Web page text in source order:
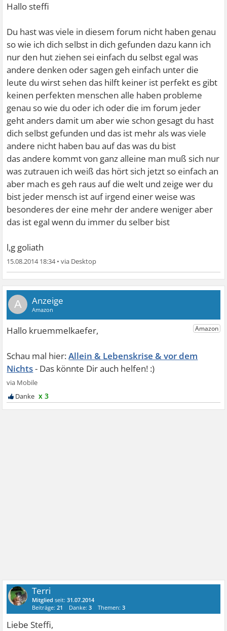
Hallo steffi
Du hast was viele in diesem forum nicht haben genau
so wie ich dich selbst in dich gefunden dazu kann ich
nur den hut ziehen sei einfach du selbst egal was
andere denken oder sagen geh einfach unter die
leute du wirst sehen das hilft keiner ist perfekt es gibt
keinen perfekten menschen alle haben probleme
genau so wie du oder ich oder die im forum jeder
geht anders damit um aber wie schon gesagt du hast
dich selbst gefunden und das ist mehr als was viele
andere nicht haben bau auf das was du bist
das andere kommt von ganz alleine man muß sich nur
was zutrauen ich weiß das hört sich jetzt so einfach an
aber mach es geh raus auf die welt und zeige wer du
bist jeder mensch ist auf irgend einer weise was
besonderes der eine mehr der andere weniger aber
das ist egal wenn du immer du selber bist
l,g goliath
15.08.2014 18:34•
A
Allein & Lebenskrise & vor dem
Nichts
x 3
Terri
Mitglied seit:31.07.2014
Beiträge:21 Danke:3 Themen:3
Liebe Steffi,